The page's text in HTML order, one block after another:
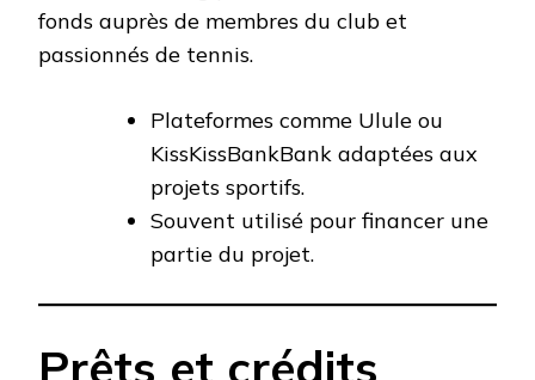
fonds auprès de membres du club et
passionnés de tennis.
Plateformes comme Ulule ou
KissKissBankBank adaptées aux
projets sportifs.
Souvent utilisé pour financer une
partie du projet.
Prêts et crédits